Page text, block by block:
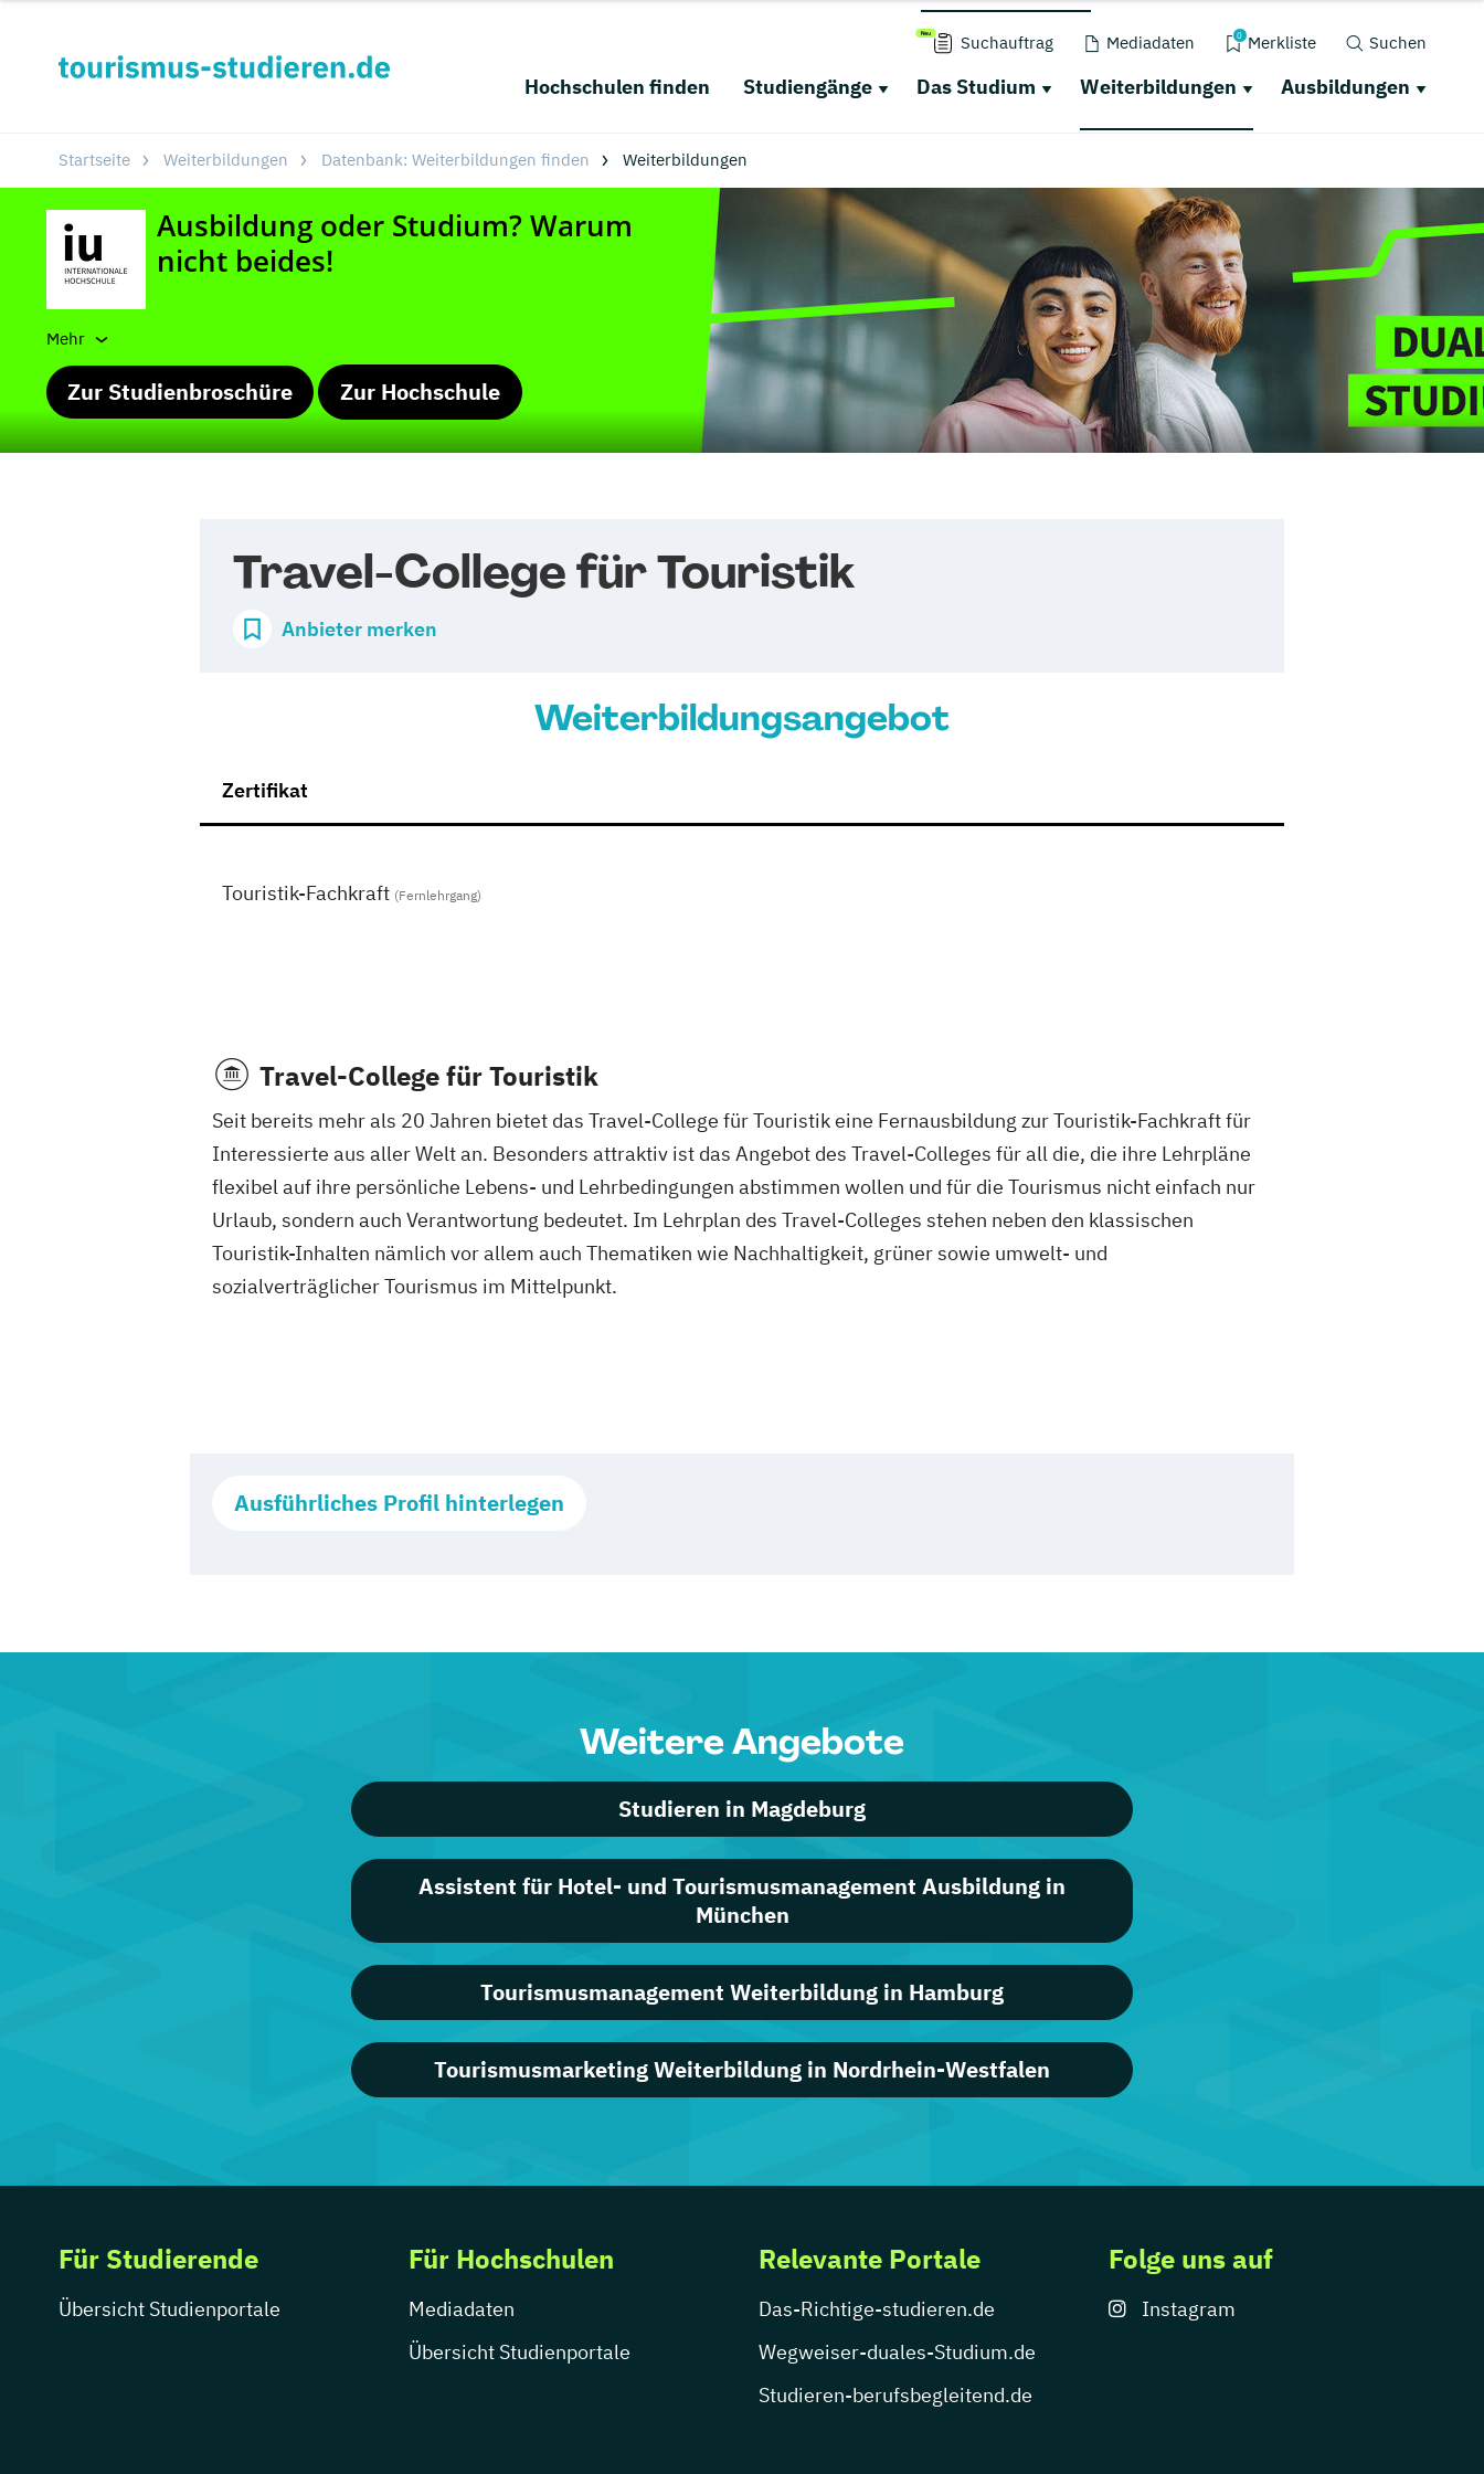
Suchauftrag Mediadaten 0 Merkliste Suchen
Hochschulen finden Studiengänge Das Studium Weiterbildungen Ausbildungen
Startseite Weiterbildungen Datenbank: Weiterbildungen finden Weiterbildungen
Mehr
Zur Studienbroschüre Zur Hochschule
Travel-College für Touristik
Anbieter merken
Weiterbildungsangebot
Zertifikat
Touristik-Fachkraft (Fernlehrgang)
Travel-College für Touristik
Seit bereits mehr als 20 Jahren bietet das Travel-College für Touristik eine Fernausbildung zur Touristik-Fachkraft für
Interessierte aus aller Welt an. Besonders attraktiv ist das Angebot des Travel-Colleges für all die, die ihre Lehrpläne
flexibel auf ihre persönliche Lebens- und Lehrbedingungen abstimmen wollen und für die Tourismus nicht einfach nur
Urlaub, sondern auch Verantwortung bedeutet. Im Lehrplan des Travel-Colleges stehen neben den klassischen
Touristik-Inhalten nämlich vor allem auch Thematiken wie Nachhaltigkeit, grüner sowie umwelt- und
sozialverträglicher Tourismus im Mittelpunkt.
Ausführliches Profil hinterlegen
Weitere Angebote
Studieren in Magdeburg
Assistent für Hotel- und Tourismusmanagement Ausbildung in
München
Tourismusmanagement Weiterbildung in Hamburg
Tourismusmarketing Weiterbildung in Nordrhein-Westfalen
Für Studierende
Übersicht Studienportale
Für Hochschulen
Mediadaten
Übersicht Studienportale
Relevante Portale
Das-Richtige-studieren.de
Wegweiser-duales-Studium.de
Studieren-berufsbegleitend.de
Folge uns auf
Instagram